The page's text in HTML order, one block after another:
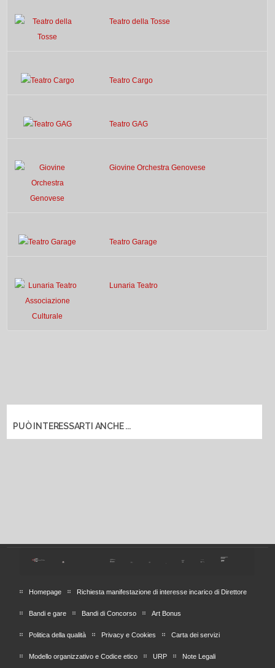
Teatro della Tosse
Teatro Cargo
Teatro GAG
Giovine Orchestra Genovese
Teatro Garage
Lunaria Teatro
PUÒ INTERESSARTI ANCHE ...
Homepage Richiesta manifestazione di interesse incarico di Direttore
Bandi e gare Bandi di Concorso Art Bonus
Politica della qualità Privacy e Cookies Carta dei servizi
Modello organizzativo e Codice etico URP Note Legali